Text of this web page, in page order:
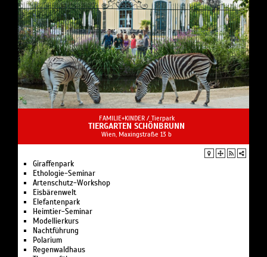
FAMILIE+KINDER / Tierpark
TIERGARTEN SCHÖNBRUNN
Wien, Maxingstraße 13 b
Giraffenpark
Ethologie-Seminar
Artenschutz-Workshop
Eisbärenwelt
Elefantenpark
Heimtier-Seminar
Modellierkurs
Nachtführung
Polarium
Regenwaldhaus